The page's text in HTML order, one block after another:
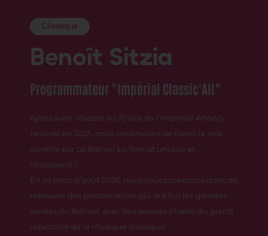
Classique
Benoît Sitzia
Programmateur "Impérial Classic'All"
Après avoir célébré les 10 ans de l’Impérial Annecy
Festival en 2025, nous continuons de tracer la voie
ouverte par ce festival au format unique et
réjouissant !
En ce mois d’août 2026, nous vous proposons donc de
retrouver des personnalités qui ont fait les grandes
soirées du festival, avec des œuvres phares du grand
répertoire de la musique classique.